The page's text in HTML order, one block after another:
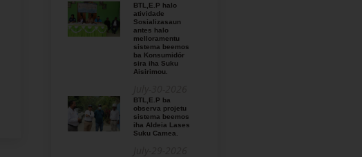
BTL,E.P halo
atividade
Sosializasaun
antes halo
melloramentu
sistema beemos
ba Konsumidór
sira iha Suku
Aisirimou.
BTL,E.P ba
observa projetu
sistema beemos
iha Aldeia Lases
Suku Camea.